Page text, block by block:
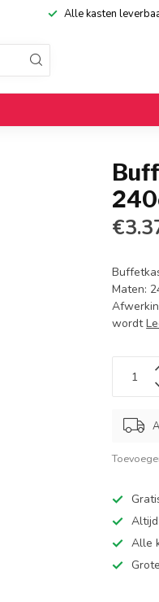
Alle kasten
Maten:
wordt
Alle